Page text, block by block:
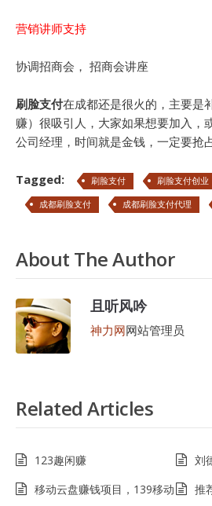
营销讲师支持
协调招商会， 招商会讲座
刷脸支付在成都还是很火的，主要是
赚）很吸引人，大家如果想要加入，
公司经理，时间就是金钱，一定要抢
Tagged: 刷脸支付 刷脸支付创业
成都刷脸支付
成都刷脸支付代理
About The Author
且听风吟
神力网网站管理员
Related Articles
123趣闲赚
刘
移动云盘赚钱项目，139移动
推